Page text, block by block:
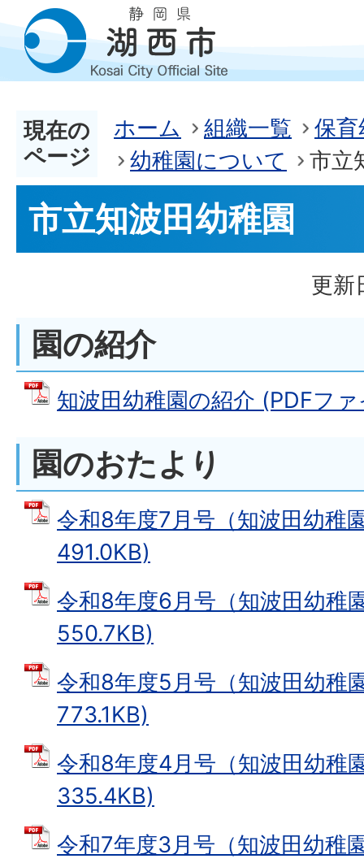
現在の
ページ
ホーム 組織一覧
保育
幼稚園について
市立
市立知波田幼稚園
更新
園の紹介
知波田幼稚園の紹介 (PDFフ
園のおたより
令和8年度7月号（知波田幼稚
491.0KB)
令和8年度6月号（知波田幼稚
550.7KB)
令和8年度5月号（知波田幼稚
773.1KB)
令和8年度4月号（知波田幼稚
335.4KB)
令和7年度3月号（知波田幼稚